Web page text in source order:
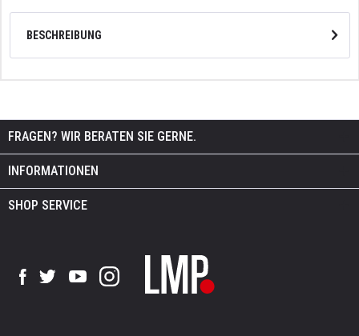
BESCHREIBUNG
FRAGEN? WIR BERATEN SIE GERNE.
INFORMATIONEN
SHOP SERVICE